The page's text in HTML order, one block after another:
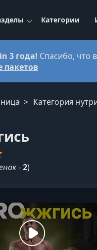
Категории
3 года! Спасибо, что
пакетов
Категория
-2)